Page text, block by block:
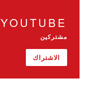
YOUTUBE
مشتركين
الاشتراك